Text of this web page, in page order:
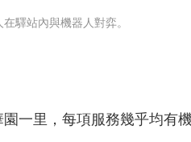
在驛站內與機器人對弈。
里，每項服務幾乎均有機